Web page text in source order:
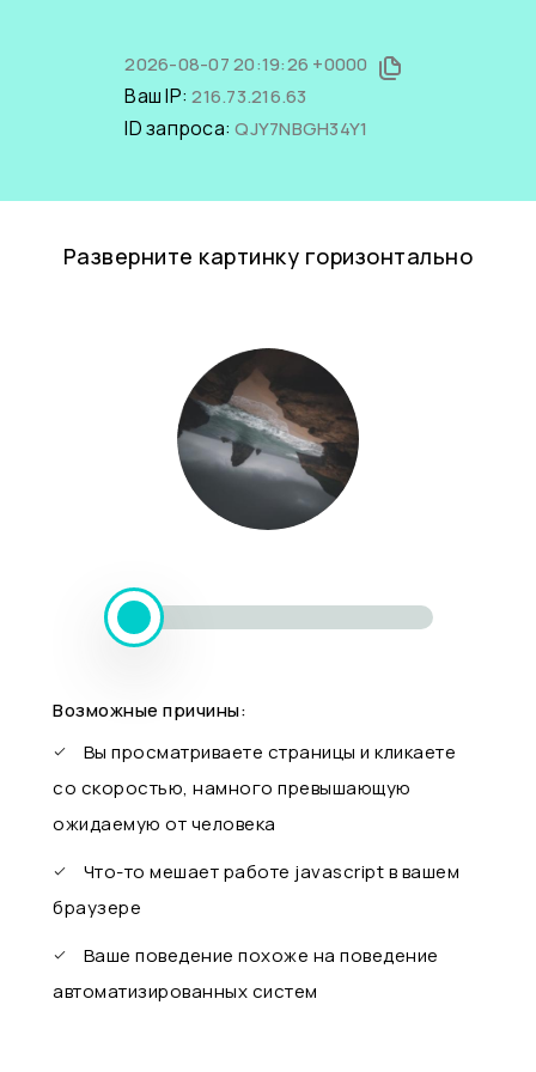
2026-08-07 20:19:26 +0000
Ваш IP:216.73.216.63
ID запроса:QJY7NBGH34Y1
Разверните картинку горизонтально
Возможные причины:
Вы просматриваете страницы и кликаете
со скоростью, намного превышающую
ожидаемую от человека
Что-то мешает работе javascript в вашем
браузере
Ваше поведение похоже на поведение
автоматизированных систем